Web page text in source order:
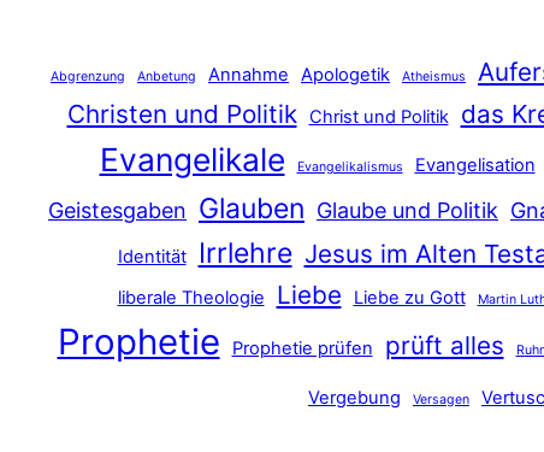
Abgrenzung Anbetung Annahme Apologetik Atheismus
Christen und Politik Christ und Politik das
Evangelikale Evangelikalismus Evangelisation
Geistesgaben Glauben Glaube und Politik
Identität Irrlehre Jesus im Alten
liberale Theologie Liebe Liebe zu Gott Martin
Prophetie Prophetie prüfen prüft alles
Vergebung Versagen